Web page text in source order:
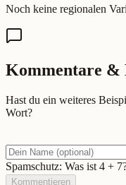
Noch keine regionalen
Kommentare &
Hast du ein weiteres
Wort?
Spamschutz: Was ist 4 + 7
Kommentieren